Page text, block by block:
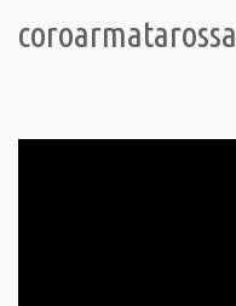
coroarmatarossa